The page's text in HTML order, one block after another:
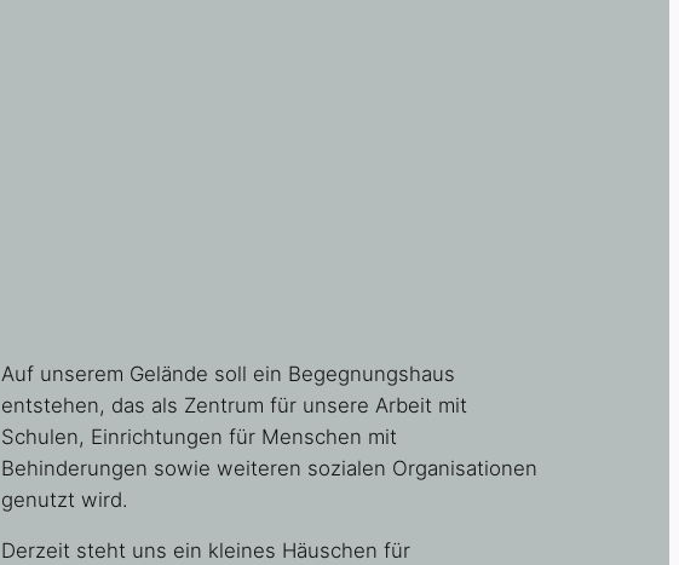
Auf unserem Gelände soll ein Begegnungshaus
entstehen, das als Zentrum für unsere Arbeit mit
Schulen, Einrichtungen für Menschen mit
Behinderungen sowie weiteren sozialen Organisationen
genutzt wird.
Derzeit steht uns ein kleines Häuschen für